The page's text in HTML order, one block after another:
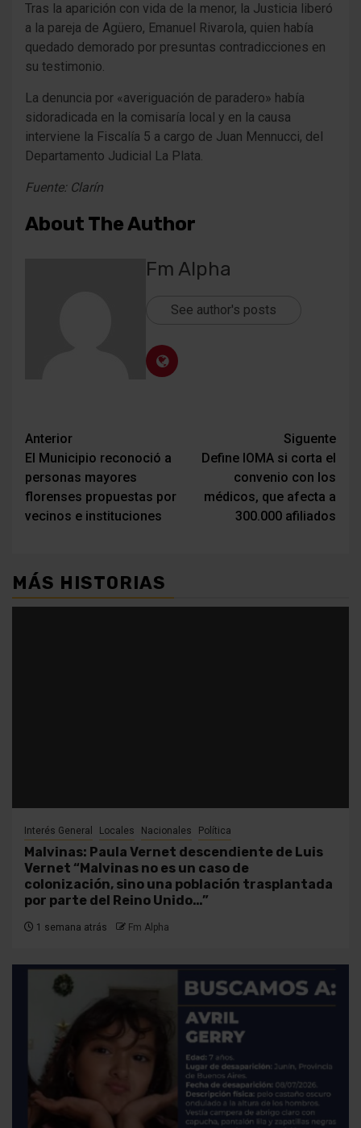
Tras la aparición con vida de la menor, la Justicia liberó
a la pareja de Agüero, Emanuel Rivarola, quien había
quedado demorado por presuntas contradicciones en
su testimonio.
La denuncia por «averiguación de paradero» había
sidoradicada en la comisaría local y en la causa
interviene la Fiscalía 5 a cargo de Juan Mennucci, del
Departamento Judicial La Plata.
Fuente: Clarín
About The Author
Fm Alpha
See author's posts
Navegación
de
entradas
Anterior
El Municipio reconoció a
personas mayores
florenses propuestas por
vecinos e instituciones
Siguente
Define IOMA si corta el
convenio con los
médicos, que afecta a
300.000 afiliados
MÁS HISTORIAS
Interés General Locales Nacionales Política
Malvinas: Paula Vernet descendiente de Luis
Vernet “Malvinas no es un caso de
colonización, sino una población trasplantada
por parte del Reino Unido…”
1 semana atrás Fm Alpha